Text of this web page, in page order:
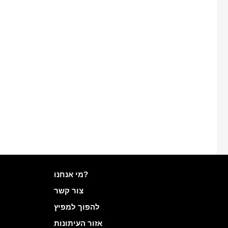
מי אנחנו?
צור קשר
להפוך למפיץ
אזור העיתונות